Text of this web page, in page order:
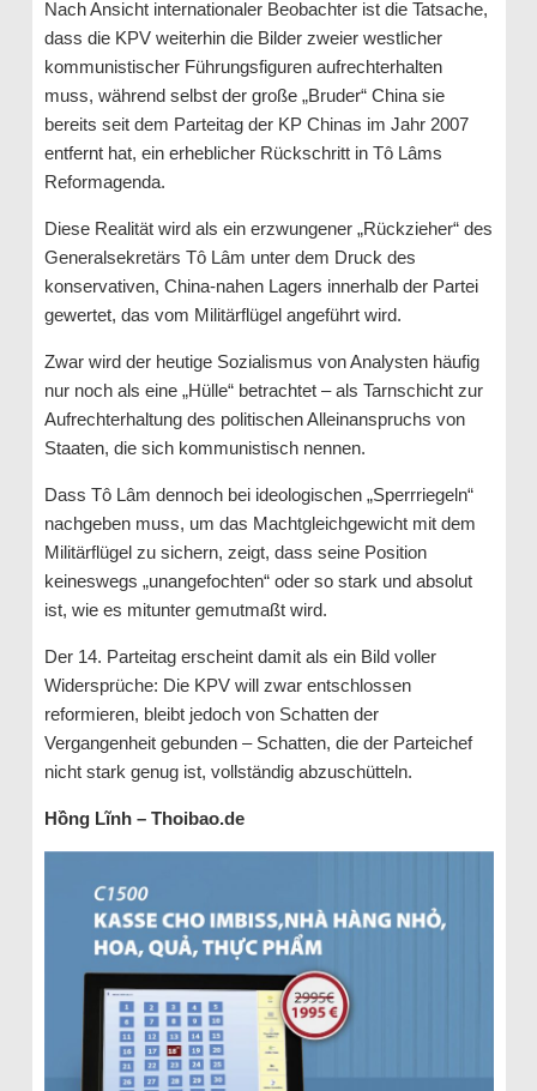
Nach Ansicht internationaler Beobachter ist die Tatsache,
dass die KPV weiterhin die Bilder zweier westlicher
kommunistischer Führungsfiguren aufrechterhalten
muss, während selbst der große „Bruder“ China sie
bereits seit dem Parteitag der KP Chinas im Jahr 2007
entfernt hat, ein erheblicher Rückschritt in Tô Lâms
Reformagenda.
Diese Realität wird als ein erzwungener „Rückzieher“ des
Generalsekretärs Tô Lâm unter dem Druck des
konservativen, China-nahen Lagers innerhalb der Partei
gewertet, das vom Militärflügel angeführt wird.
Zwar wird der heutige Sozialismus von Analysten häufig
nur noch als eine „Hülle“ betrachtet – als Tarnschicht zur
Aufrechterhaltung des politischen Alleinanspruchs von
Staaten, die sich kommunistisch nennen.
Dass Tô Lâm dennoch bei ideologischen „Sperrriegeln“
nachgeben muss, um das Machtgleichgewicht mit dem
Militärflügel zu sichern, zeigt, dass seine Position
keineswegs „unangefochten“ oder so stark und absolut
ist, wie es mitunter gemutmaßt wird.
Der 14. Parteitag erscheint damit als ein Bild voller
Widersprüche: Die KPV will zwar entschlossen
reformieren, bleibt jedoch von Schatten der
Vergangenheit gebunden – Schatten, die der Parteichef
nicht stark genug ist, vollständig abzuschütteln.
Hồng Lĩnh – Thoibao.de